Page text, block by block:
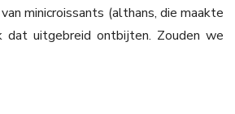
minicroissants (althans, die maakte
dat uitgebreid ontbijten. Zouden we